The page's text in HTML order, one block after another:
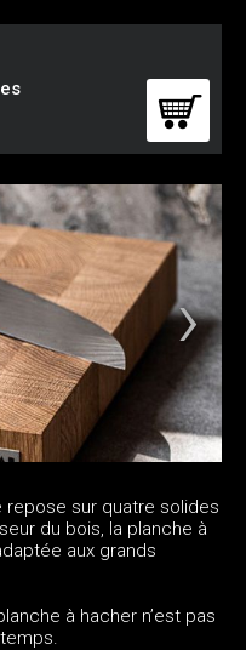
repose sur quatre solides
du bois, la planche à
aux grands
à hacher n’est pas